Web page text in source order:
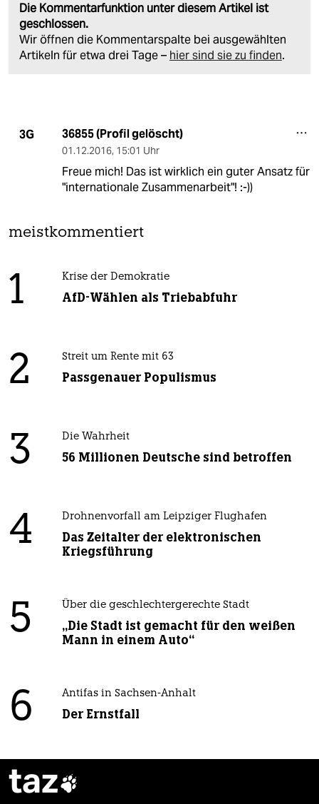
Die Kommentarfunktion unter diesem Artikel ist
geschlossen.
Wir öffnen die Kommentarspalte bei ausgewählten
Artikeln für etwa drei Tage – hier sind sie zu finden.
3G 36855 (Profil gelöscht)
01.12.2016, 15:01 Uhr
Freue mich! Das ist wirklich ein guter Ansatz für
"internationale Zusammenarbeit"! :-))
meistkommentiert
1 Krise der Demokratie
AfD-Wählen als Triebabfuhr
2 Streit um Rente mit 63
Passgenauer Populismus
3 Die Wahrheit
56 Millionen Deutsche sind betroffen
4 Drohnenvorfall am Leipziger Flughafen
Das Zeitalter der elektronischen
Kriegsführung
5 Über die geschlechtergerechte Stadt
„Die Stadt ist gemacht für den weißen
Mann in einem Auto“
6 Antifas in Sachsen-Anhalt
Der Ernstfall
taz